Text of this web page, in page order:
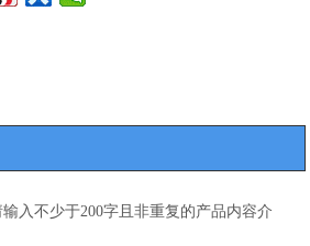
入不少于200字且非重复的产品内容介